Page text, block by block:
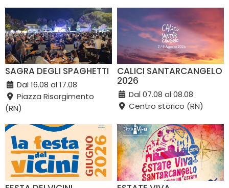
SAGRA DEGLI SPAGHETTI
Dal 16.08 al 17.08
Piazza Risorgimento
(RN)
CALICI SANTARCANGELO
2026
Dal 07.08 al 08.08
Centro storico (RN)